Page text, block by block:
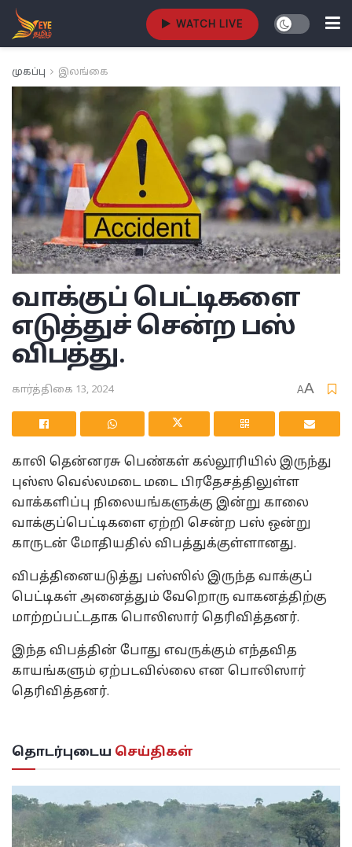
WATCH LIVE
முகப்பு இலங்கை
வாக்குப் பெட்டிகளை
எடுத்துச் சென்ற பஸ்
விபத்து.
கார்த்திகை 13, 2024 AA
காலி தென்னரசு பெண்கள் கல்லூரியில் இருந்து
புஸ்ஸ வெல்லமடை மடை பிரதேசத்திலுள்ள
வாக்களிப்பு நிலையங்களுக்கு இன்று காலை
வாக்குப்பெட்டிகளை ஏற்றி சென்ற பஸ் ஒன்று
காருடன் மோதியதில் விபத்துக்குள்ளானது.
விபத்தினையடுத்து பஸ்ஸில் இருந்த வாக்குப்
பெட்டிகள் அனைத்தும் வேறொரு வாகனத்திற்கு
மாற்றப்பட்டதாக பொலிஸார் தெரிவித்தனர்.
இந்த விபத்தின் போது எவருக்கும் எந்தவித
காயங்களும் ஏற்படவில்லை என பொலிஸார்
தெரிவித்தனர்.
தொடர்புடைய செய்திகள்